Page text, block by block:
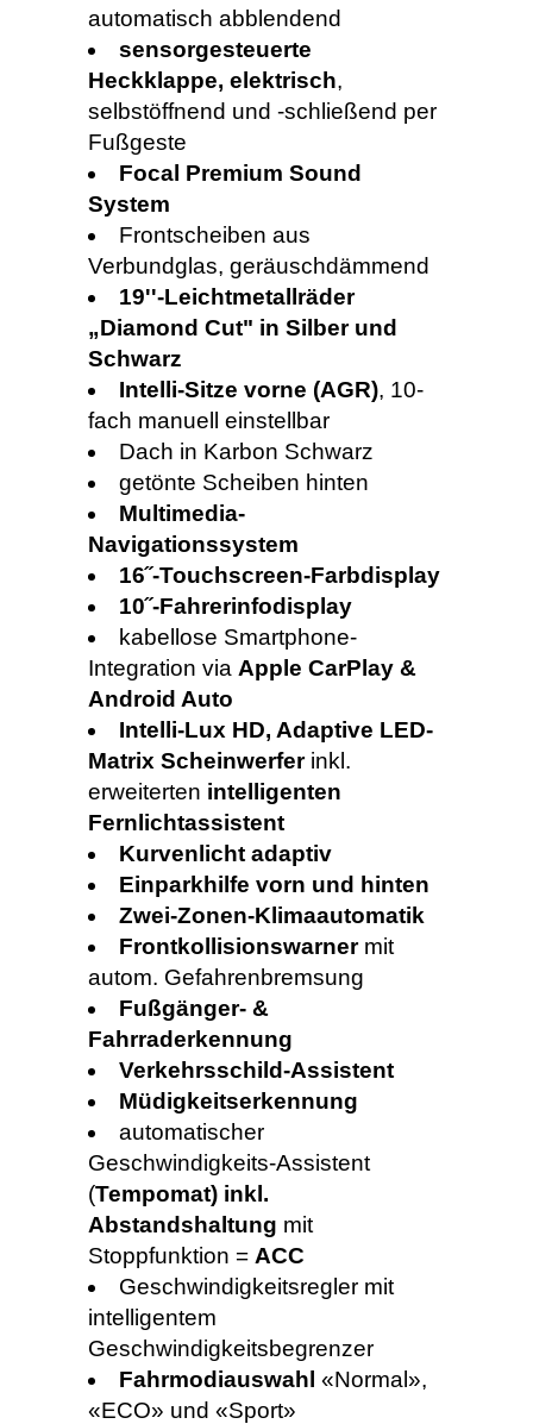
automatisch abblendend
sensorgesteuerte
Heckklappe, elektrisch,
selbstöffnend und -schließend per
Fußgeste
Focal Premium Sound
System
Frontscheiben aus
Verbundglas, geräuschdämmend
19''-Leichtmetallräder
„Diamond Cut" in Silber und
Schwarz
Intelli-Sitze vorne (AGR), 10-
fach manuell einstellbar
Dach in Karbon Schwarz
getönte Scheiben hinten
Multimedia-
Navigationssystem
16˝-Touchscreen-Farbdisplay
10˝-Fahrerinfodisplay
kabellose Smartphone-
Integration via Apple CarPlay &
Android Auto
Intelli-Lux HD, Adaptive LED-
Matrix Scheinwerferinkl.
erweiterten intelligenten
Fernlichtassistent
Kurvenlicht adaptiv
Einparkhilfe vorn und hinten
Zwei-Zonen-Klimaautomatik
Frontkollisionswarner mit
autom. Gefahrenbremsung
Fußgänger- &
Fahrraderkennung
Verkehrsschild-Assistent
Müdigkeitserkennung
automatischer
Geschwindigkeits-Assistent
(Tempomat) inkl.
Abstandshaltung mit
Stoppfunktion = ACC
Geschwindigkeitsregler mit
intelligentem
Geschwindigkeitsbegrenzer
Fahrmodiauswahl«Normal»,
«ECO» und «Sport»